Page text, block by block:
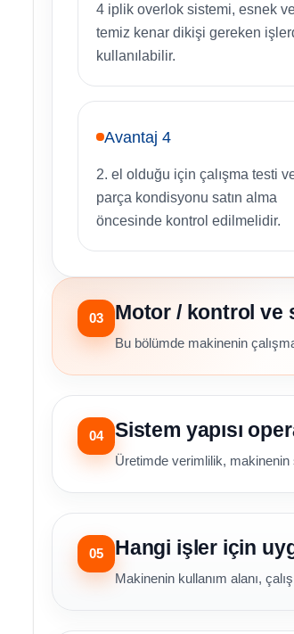
4 iplik overlok sistemi, esnek
temiz kenar dikişi gereken
kullanılabilir.
Avantaj 4
2. el olduğu için çalışma testi
parça kondisyonu satın alma
öncesinde kontrol edilmelidir.
03 Motor / kontrol ve
Bu bölümde makinenin
04 Sistem yapısı
Üretimde verimlilik, makinenin
05 Hangi işler için
Makinenin kullanım alanı,